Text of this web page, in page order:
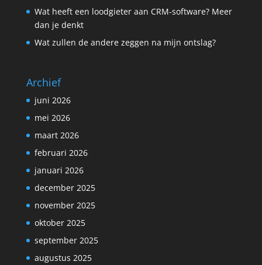
Wat heeft een loodgieter aan CRM-software? Meer
dan je denkt
Wat zullen de andere zeggen na mijn ontslag?
Archief
juni 2026
mei 2026
maart 2026
februari 2026
januari 2026
december 2025
november 2025
oktober 2025
september 2025
augustus 2025